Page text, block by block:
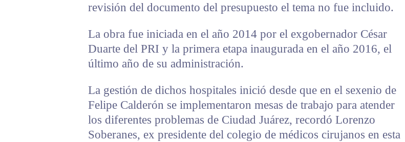
revisión del documento del presupuesto el tema no fue incluido.
La obra fue iniciada en el año 2014 por el exgobernador César
Duarte del PRI y la primera etapa inaugurada en el año 2016, el
último año de su administración.
La gestión de dichos hospitales inició desde que en el sexenio de
Felipe Calderón se implementaron mesas de trabajo para atender
los diferentes problemas de Ciudad Juárez, recordó Lorenzo
Soberanes, ex presidente del colegio de médicos cirujanos en esta